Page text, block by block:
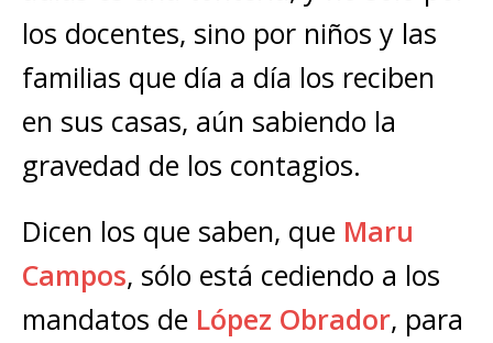
los docentes, sino por niños y las
familias que día a día los reciben
en sus casas, aún sabiendo la
gravedad de los contagios.
Dicen los que saben, que Maru
Campos, sólo está cediendo a los
mandatos de López Obrador, para